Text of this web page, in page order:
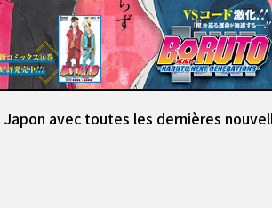
avec toutes les dernières